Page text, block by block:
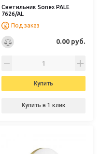
Светильник Sonex PALE
7626/AL
Под заказ
0.00 руб.
Купить
Купить в 1 клик